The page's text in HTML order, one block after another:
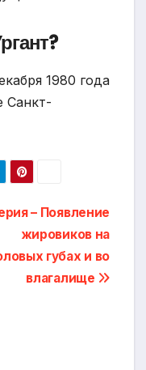
1980 года
Санкт-
– Появление
жировиков на
губах и во
влагалище